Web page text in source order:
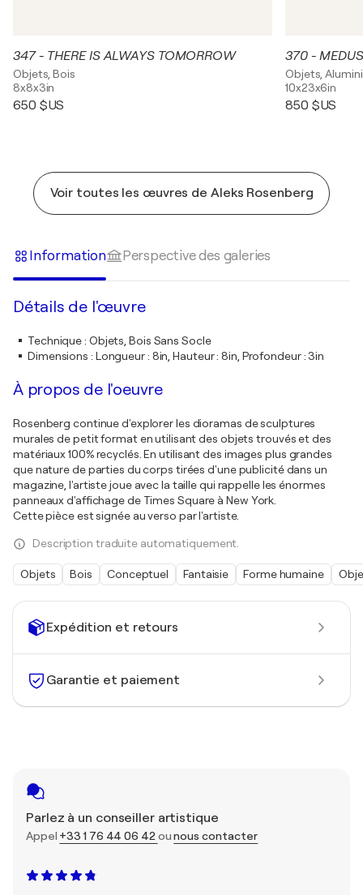
Expédition et retours
Garantie et paiement
Parlez à un conseiller artistique
Appel +33 1 76 44 06 42 ounous contacter
347 - THERE IS ALWAYS TOMORROW
Objets, Bois
8x8x3in
650 $US
370 -
Objets,
10x23x6in
850 $US
Voir toutes les œuvres de Aleks Rosenberg
Information Perspective des galeries
Détails de l'œuvre
Technique: Objets, Bois Sans Socle
Dimensions : Longueur : 8in, Hauteur : 8in, Profondeur : 3in
À propos de l'oeuvre
Rosenberg continue d'explorer les dioramas de sculptures
murales de petit format en utilisant des objets trouvés et des
matériaux 100% recyclés. En utilisant des images plus grandes
que nature de parties du corps tirées d'une publicité dans un
magazine, l'artiste joue avec la taille qui rappelle les énormes
panneaux d'affichage de Times Square à New York.
Cette pièce est signée au verso par l'artiste.
Description traduite automatiquement.
Objets Bois Conceptuel Fantaisie Forme humaine